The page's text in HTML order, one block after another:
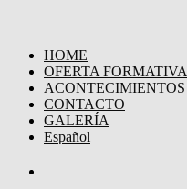
HOME
OFERTA FORMATIVA
ACONTECIMIENTOS
CONTACTO
GALERÍA
Español